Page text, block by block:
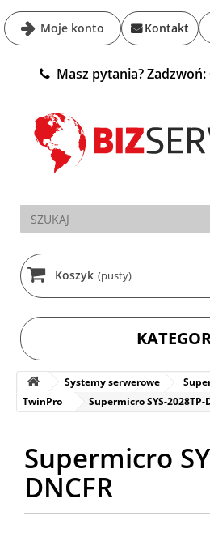
Moje konto Kontakt
Masz pytania? Zadzwoń:
Koszyk (pusty)
Systemy serwerowe
TwinPro
Supermicro SYS-2028TP-
Supermicro
DNCFR